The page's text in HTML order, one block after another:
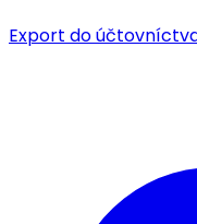
Export do